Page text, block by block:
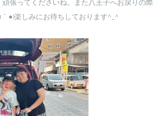
張ってくださいね。また八王子へお戻りの際
●)楽しみにお待ちしております^_^